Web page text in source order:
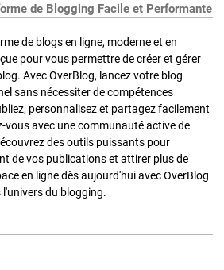
de Blogging Facile et Performante
de blogs en ligne, moderne et en
pour vous permettre de créer et gérer
Avec OverBlog, lancez votre blog
sans nécessiter de compétences
personnalisez et partagez facilement
vous avec une communauté active de
des outils puissants pour
de vos publications et attirer plus de
en ligne dès aujourd'hui avec OverBlog
du blogging.